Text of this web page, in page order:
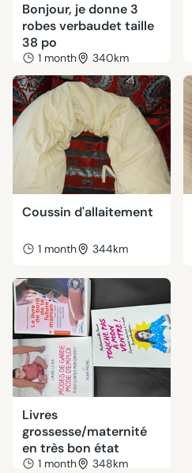
Bonjour, je donne 3
robes verbaudet taille
38 po
1 month 340km
Coussin d'allaitement
1 month 344km
Livres
grossesse/maternité
en très bon état
1 month 348km